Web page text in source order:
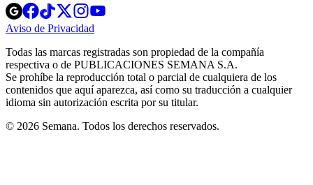
Opens
in
new
Opens
in
new
Opens
in
new
window
Opens
new
windowwindow
Aviso de Privacidad
new
window
Todas las marcas registradas son propiedad de la compañía
respectiva o de PUBLICACIONES SEMANA S.A.
Se prohíbe la reproducción total o parcial de cualquiera de los
contenidos que aquí aparezca, así como su traducción a cualquier
idioma sin autorización escrita por su titular.
© 2026 Semana. Todos los derechos reservados.